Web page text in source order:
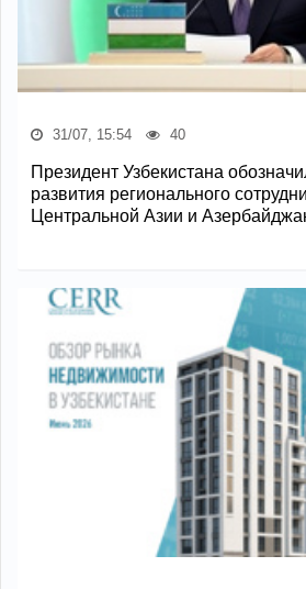
31/07, 15:54 40
Президент Узбекистана
развития регионального
Центральной Азии и